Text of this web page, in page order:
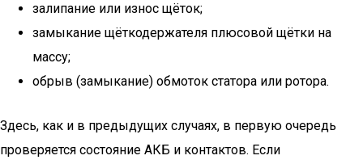
залипание или износ щёток;
замыкание щёткодержателя плюсовой щётки на
массу;
обрыв (замыкание) обмоток статора или ротора.
Здесь, как и в предыдущих случаях, в первую очередь
проверяется состояние АКБ и контактов. Если